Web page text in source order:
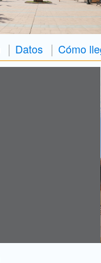
Datos Cómo